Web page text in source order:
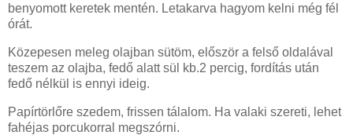
benyomott keretek mentén. Letakarva hagyom kelni még fél
órát.
Közepesen meleg olajban sütöm, először a felső oldalával
teszem az olajba, fedő alatt sül kb.2 percig, fordítás után
fedő nélkül is ennyi ideig.
Papírtörlőre szedem, frissen tálalom. Ha valaki szereti, lehet
fahéjas porcukorral megszórni.